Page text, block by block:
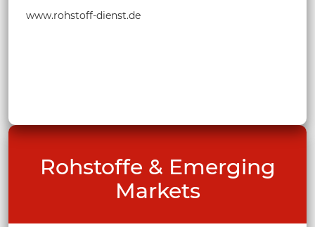
www.rohstoff-dienst.de
Rohstoffe & Emerging
Markets